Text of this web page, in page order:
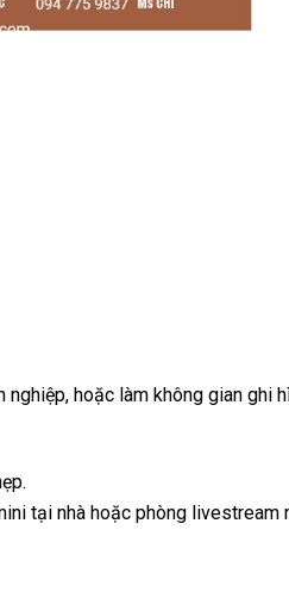
hoặc làm không gian ghi
tại nhà hoặc phòng livestream